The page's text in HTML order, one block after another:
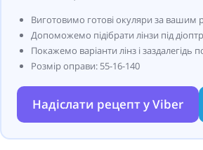
Виготовимо готові окуляри за вашим
Допоможемо підібрати лінзи під
Покажемо варіанти лінз і заздалегідь
Розмір оправи: 55-16-140
Надіслати рецепт у Viber